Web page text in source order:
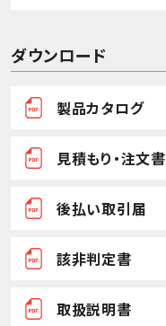
ダウンロード
製品カタログ
見積もり・注文書
後払い取引届
該非判定書
取扱説明書